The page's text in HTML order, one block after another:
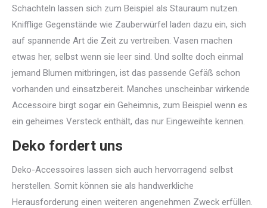
Schachteln lassen sich zum Beispiel als Stauraum nutzen.
Knifflige Gegenstände wie Zauberwürfel laden dazu ein, sich
auf spannende Art die Zeit zu vertreiben. Vasen machen
etwas her, selbst wenn sie leer sind. Und sollte doch einmal
jemand Blumen mitbringen, ist das passende Gefäß schon
vorhanden und einsatzbereit. Manches unscheinbar wirkende
Accessoire birgt sogar ein Geheimnis, zum Beispiel wenn es
ein geheimes Versteck enthält, das nur Eingeweihte kennen.
Deko fordert uns
Deko-Accessoires lassen sich auch hervorragend selbst
herstellen. Somit können sie als handwerkliche
Herausforderung einen weiteren angenehmen Zweck erfüllen.